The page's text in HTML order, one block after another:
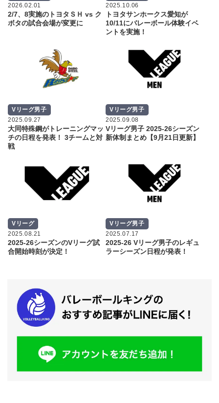
2026.02.01
2/7、8実施のトヨタＳＨ vs ク
ボタの試合会場が変更に
2025.10.06
トヨタサンホークス愛知が
10/11にバレーボール体験イベ
ントを実施！
Vリーグ男子
2025.09.27
大同特殊鋼がトレーニングマッ
チの日程を発表！ 3チームと対
戦
Vリーグ男子
2025.09.08
Vリーグ男子 2025-26シーズン
新体制まとめ【9月21日更新】
Vリーグ
2025.08.21
2025-26シーズンのVリーグ試
合開始時刻が決定！
Vリーグ男子
2025.07.17
2025-26 Vリーグ男子のレギュ
ラーシーズン日程が発表！